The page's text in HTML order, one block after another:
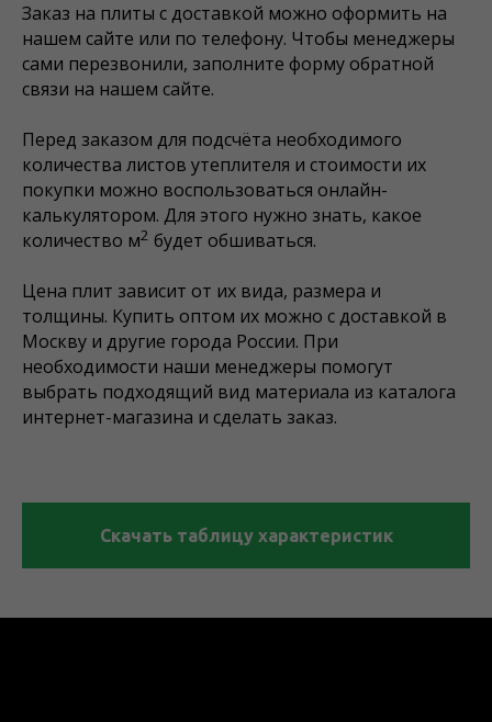
Заказ на плиты с доставкой можно оформить на
нашем сайте или по телефону. Чтобы менеджеры
сами перезвонили, заполните форму обратной
связи на нашем сайте.
Перед заказом для подсчёта необходимого
количества листов утеплителя и стоимости их
покупки можно воспользоваться онлайн-
калькулятором. Для этого нужно знать, какое
количество м2 будет обшиваться.
Цена плит зависит от их вида, размера и
толщины. Купить оптом их можно с доставкой в
Москву и другие города России. При
необходимости наши менеджеры помогут
выбрать подходящий вид материала из каталога
интернет-магазина и сделать заказ.
Скачать таблицу характеристик